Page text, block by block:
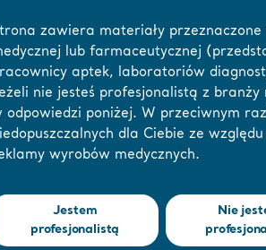
i
Alenti
zawiera materiały
lub farmaceutycznej
aptek, laboratoriów
nie jesteś profesjonalistą z
odpowiedzi poniżej. W przeciwnym
dla Ciebie ze
wyrobów medycznych.
Jestem
profesjonalistą
Nie